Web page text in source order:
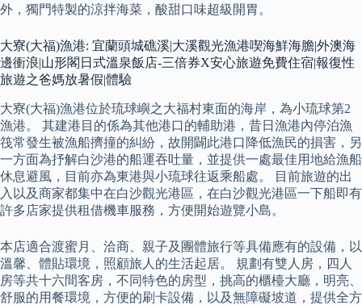
外，獨門特製的涼拌海菜，酸甜口味超級開胃。
大寮(大福)漁港: 宜蘭頭城礁溪|大溪觀光漁港喫海鮮海膽|外澳海
邊衝浪|山形閣日式溫泉飯店-三倍券X安心旅遊免費住宿|報復性
旅遊之爸媽放暑假|體驗
大寮(大福)漁港位於琉球嶼之大福村東面的海岸，為小琉球第2
漁港。 其建港目的係為其他港口的輔助港，昔日漁港內停泊漁
筏常發生被漁船擠撞的糾紛，故開闢此港口降低漁民的損害，另
一方面為抒解白沙港的船運吞吐量，並提供一處最佳用地給漁船
休息避風，目前亦為東港與小琉球往返乘船處。 目前旅遊的出
入以及商家都集中在白沙觀光港區，在白沙觀光港區一下船即有
許多店家提供租借機車服務，方便開始遊覽小島。
本店適合渡蜜月、洽商、親子及團體旅行等具備應有的設備，以
溫馨、體貼環境，照顧旅人的生活起居。 規劃有雙人房，四人
房等共十六間客房，不同特色的房型，挑高的櫃檯大廳，明亮、
舒服的用餐環境，方便的刷卡設備，以及無障礙坡道，提供全方